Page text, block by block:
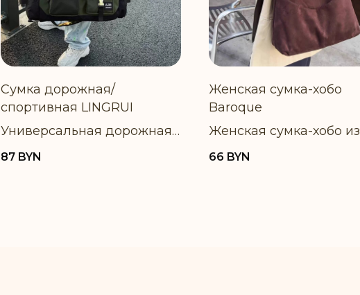
Сумка дорожная/
спортивная LINGRUI
Универсальная дорожная
сумка-рюкзак с отдельным
87 BYN
Женская сумка-хобо
Baroque
Женская сумка-хобо из
мягкой замши, беж/
66 BYN